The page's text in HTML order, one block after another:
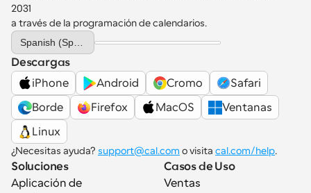
2031
a través de la programación de calendarios.
Select Language
Descargas
iPhone
Android Cromo
Safari
Borde
Firefox MacOS
Ventanas
Linux
¿Necesitas ayuda? support@cal.com o visita cal.com/help.
Soluciones
Aplicación de
Casos de Uso
Ventas